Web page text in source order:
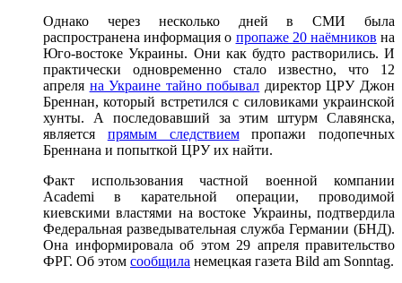
Однако через несколько дней в СМИ была
распространена информация о пропаже 20 наёмников на
Юго-востоке Украины. Они как будто растворились. И
практически одновременно стало известно, что 12
апреля на Украине тайно побывал директор ЦРУ Джон
Бреннан, который встретился с силовиками украинской
хунты. А последовавший за этим штурм Славянска,
является прямым следствиемпропажи подопечных
Бреннана и попыткой ЦРУ их найти.
Факт использования частной военной компании
Academi в карательной операции, проводимой
киевскими властями на востоке Украины, подтвердила
Федеральная разведывательная служба Германии (БНД).
Она информировала об этом 29 апреля правительство
ФРГ. Об этом сообщила немецкая газета Bild am Sonntag.